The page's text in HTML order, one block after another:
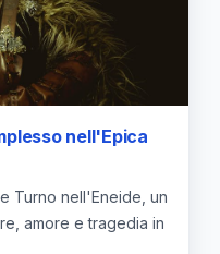
nell'Epica
Turno nell'Eneide, un
amore e tragedia in